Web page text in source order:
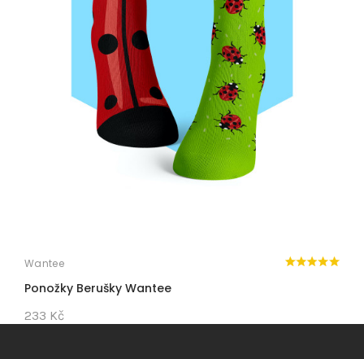
Wantee
Ponožky Berušky Wantee
233 Kč